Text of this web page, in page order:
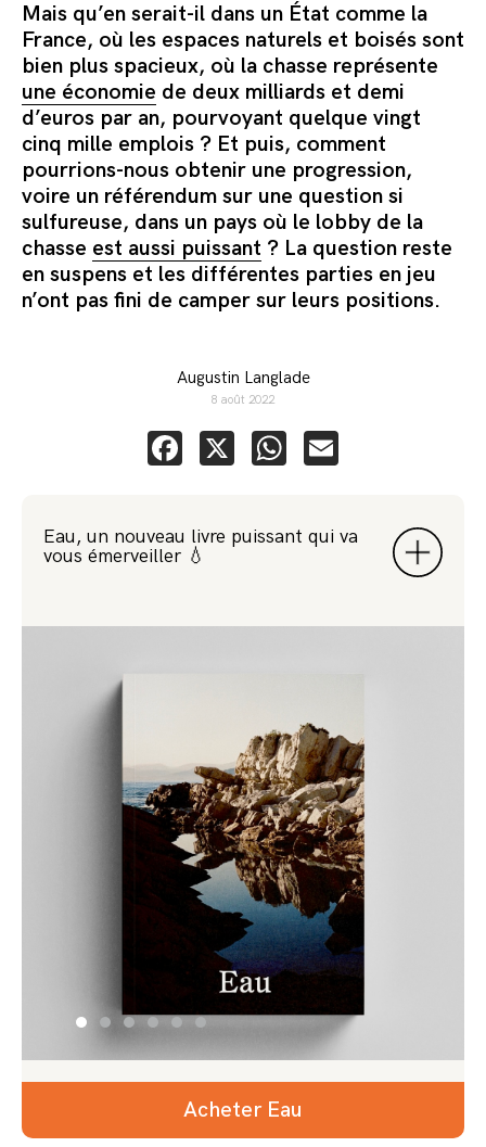
Mais qu’en serait-il dans un État comme la
France, où les espaces naturels et boisés sont
bien plus spacieux, où la chasse représente
une économie de deux milliards et demi
d’euros par an, pourvoyant quelque vingt
cinq mille emplois ? Et puis, comment
pourrions-nous obtenir une progression,
voire un référendum sur une question si
sulfureuse, dans un pays où le lobby de la
chasse est aussi puissant ? La question reste
en suspens et les différentes parties en jeu
n’ont pas fini de camper sur leurs positions.
Augustin Langlade
8 août 2022
Facebook
X WhatsApp
Eau, un nouveau livre puissant qui va
vous émerveiller 💧
Acheter Eau